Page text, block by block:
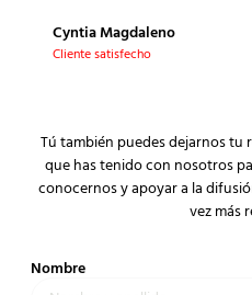
Cyntia Magdaleno
Cliente satisfecho
Tú también puedes dejarnos tu
que has tenido con nosotros
conocernos y apoyar a la
vez más
Nombre